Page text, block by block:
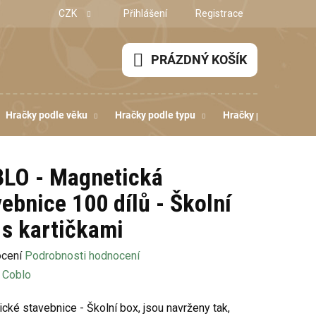
CZK Přihlášení Registrace
NÁKUPNÍ
KOŠÍK
PRÁZDNÝ KOŠÍK
Hračky podle věku Hračky podle typu Hračky podle
- Magnetická
100 dílů - Školní
kartičkami
Podrobnosti hodnocení
Coblo
stavebnice - Školní box, jsou navrženy tak,